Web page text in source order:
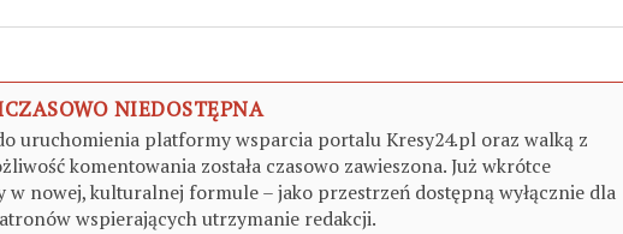
NIEDOSTĘPNA
uruchomienia platformy wsparcia portalu Kresy24.pl oraz walką z
komentowania została czasowo zawieszona. Już wkrótce
nowej, kulturalnej formule – jako przestrzeń dostępną wyłącznie dla
wspierających utrzymanie redakcji.